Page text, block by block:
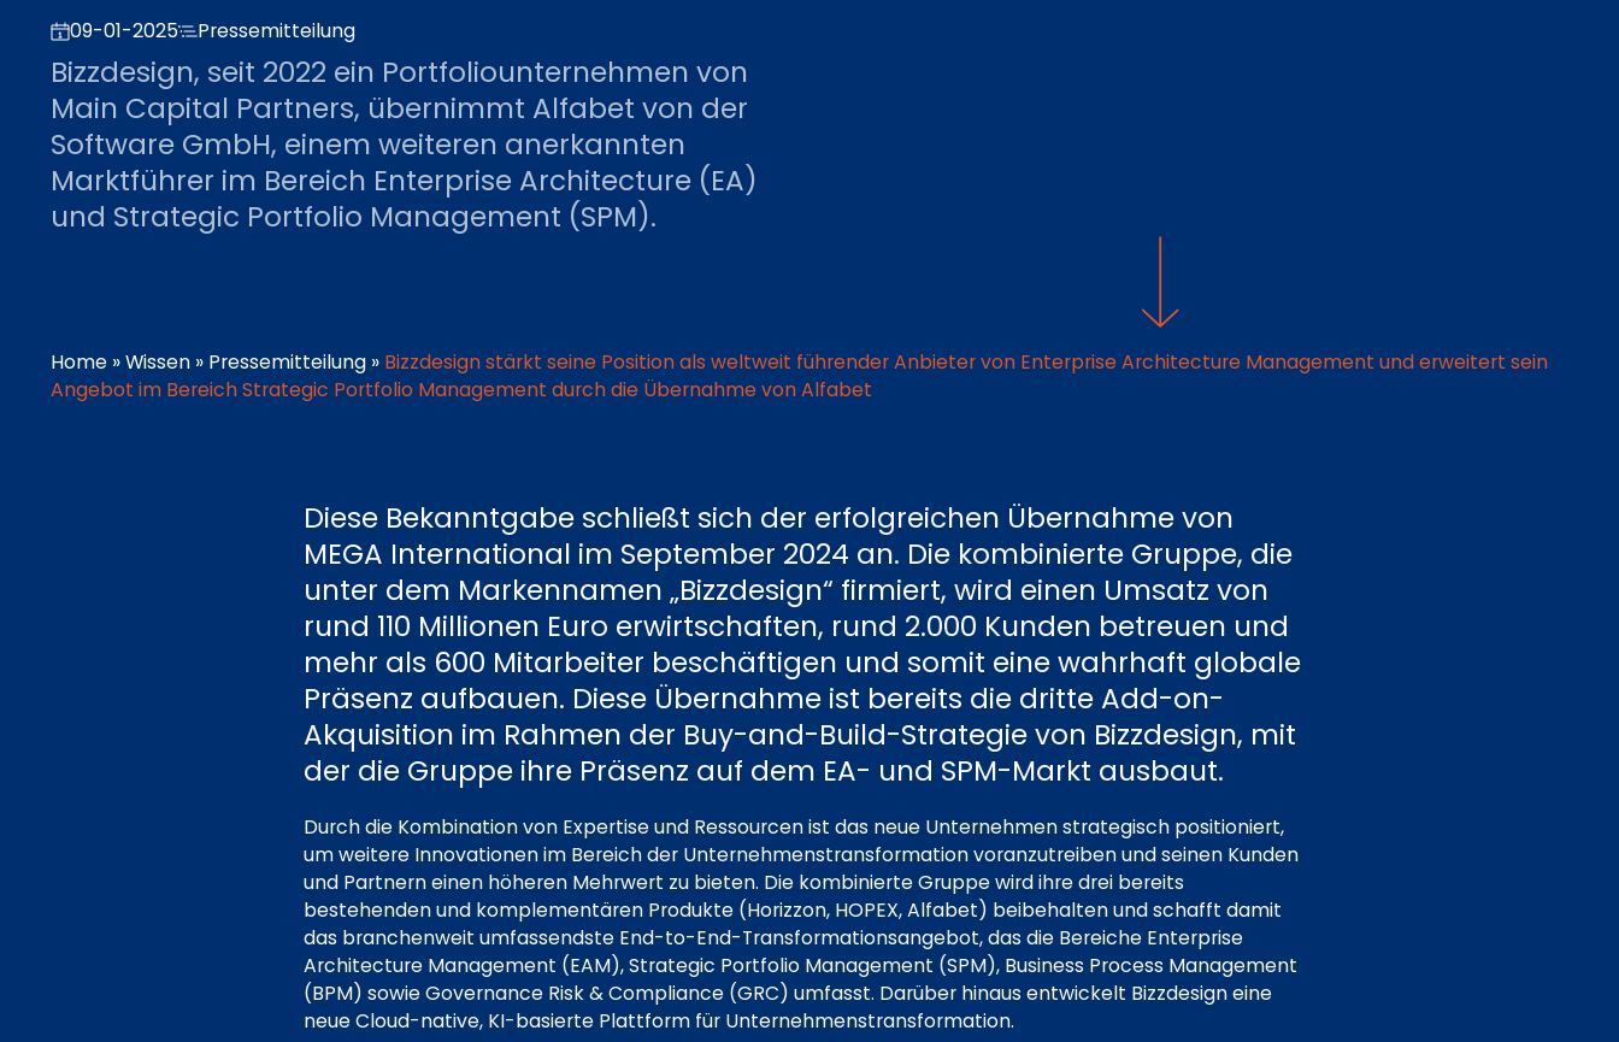
09-01-2025 Pressemitteilung
Bizzdesign, seit 2022 ein Portfoliounternehmen von
Main Capital Partners, übernimmt Alfabet von der
Software GmbH, einem weiteren anerkannten
Marktführer im Bereich Enterprise Architecture (EA)
und Strategic Portfolio Management (SPM).
Home »Wissen » Pressemitteilung » Bizzdesign stärkt seine Position als weltweit führender Anbieter von Enterprise Architecture Management und erweitert sein
Angebot im Bereich Strategic Portfolio Management durch die Übernahme von Alfabet
Diese Bekanntgabe schließt sich der erfolgreichen Übernahme von
MEGA International im September 2024 an. Die kombinierte Gruppe, die
unter dem Markennamen „Bizzdesign“ firmiert, wird einen Umsatz von
rund 110 Millionen Euro erwirtschaften, rund 2.000 Kunden betreuen und
mehr als 600 Mitarbeiter beschäftigen und somit eine wahrhaft globale
Präsenz aufbauen. Diese Übernahme ist bereits die dritte Add-on-
Akquisition im Rahmen der Buy-and-Build-Strategie von Bizzdesign, mit
der die Gruppe ihre Präsenz auf dem EA- und SPM-Markt ausbaut.
Durch die Kombination von Expertise und Ressourcen ist das neue Unternehmen strategisch positioniert,
um weitere Innovationen im Bereich der Unternehmenstransformation voranzutreiben und seinen Kunden
und Partnern einen höheren Mehrwert zu bieten. Die kombinierte Gruppe wird ihre drei bereits
bestehenden und komplementären Produkte (Horizzon, HOPEX, Alfabet) beibehalten und schafft damit
das branchenweit umfassendste End-to-End-Transformationsangebot, das die Bereiche Enterprise
Architecture Management (EAM), Strategic Portfolio Management (SPM), Business Process Management
(BPM) sowie Governance Risk & Compliance (GRC) umfasst. Darüber hinaus entwickelt Bizzdesign eine
neue Cloud-native, KI-basierte Plattform für Unternehmenstransformation.